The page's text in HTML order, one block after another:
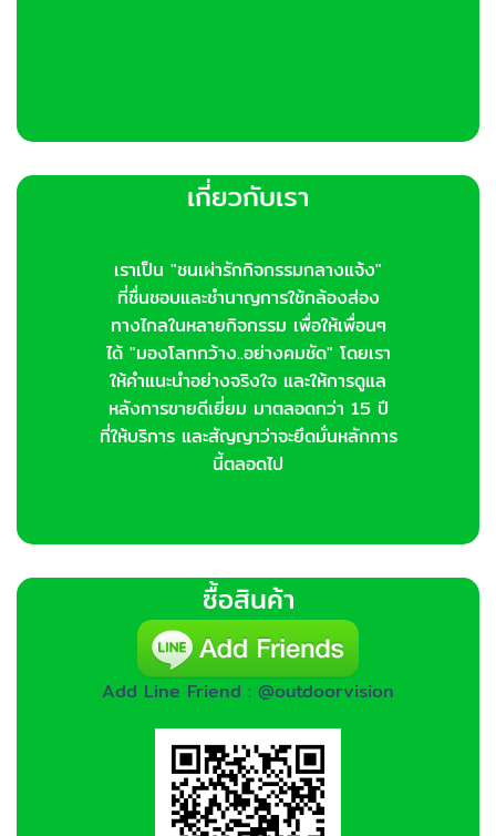
เกี่ยวกับเรา
เราเป็น "ชนเผ่ารักกิจกรรมกลางแจ้ง"
ที่ชื่นชอบและชำนาญการใช้กล้องส่อง
ทางไกลในหลายกิจกรรม เพื่อให้เพื่อนๆ
ได้ "มองโลกกว้าง..อย่างคมชัด" โดยเรา
ให้คำแนะนำอย่างจริงใจ และให้การดูแล
หลังการขายดีเยี่ยม มาตลอดกว่า 15 ปี
ที่ให้บริการ และสัญญาว่าจะยึดมั่นหลักการ
นี้ตลอดไป
ซื้อสินค้า
Add Line Friend : @outdoorvision